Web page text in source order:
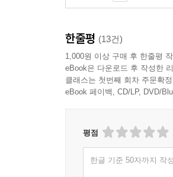
한줄평 (13건)
1,000원 이상 구매 후 한줄평
eBook은 다운로드 후 작성한
클래스는 첫번째 회차 주문확
eBook 페이백, CD/LP, DVD/
평점
한글 기준 50자까지 작